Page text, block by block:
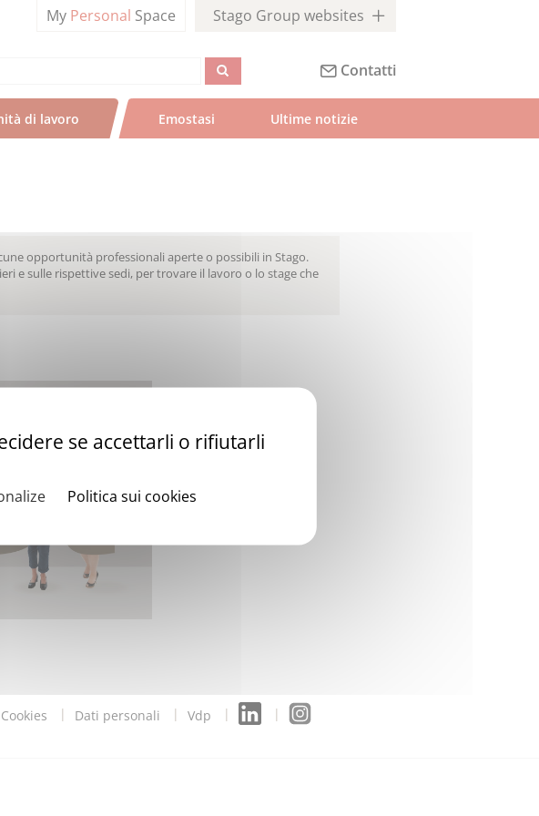
My Personal Space Stago Group websites
Contatti
di lavoro Emostasi Ultime notizie
opportunità professionali aperte o possibili in Stago.
e sulle rispettive sedi, per trovare il lavoro o lo stage che
Cookies Dati personali Vdp
se accettarli o rifiutarli
Politica sui cookies